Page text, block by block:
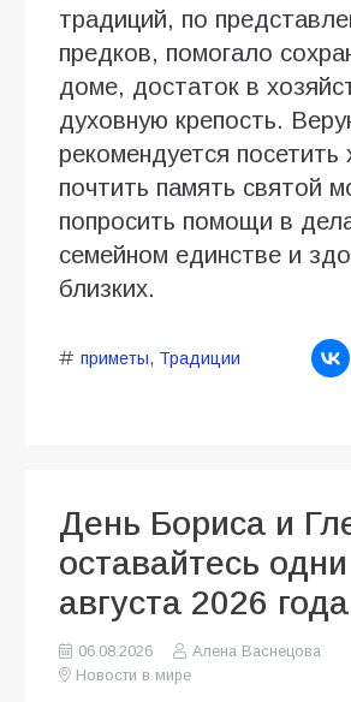
традиций, по
предков, помогало
доме, достаток в
духовную крепость.
рекомендуется посетить
почтить память святой
попросить помощи в
семейном единстве и
близких.
приметы, Традиции
День Бориса и
оставайтесь
августа 2026 года
06.08.2026
Алена Васнецова
Новости в мире